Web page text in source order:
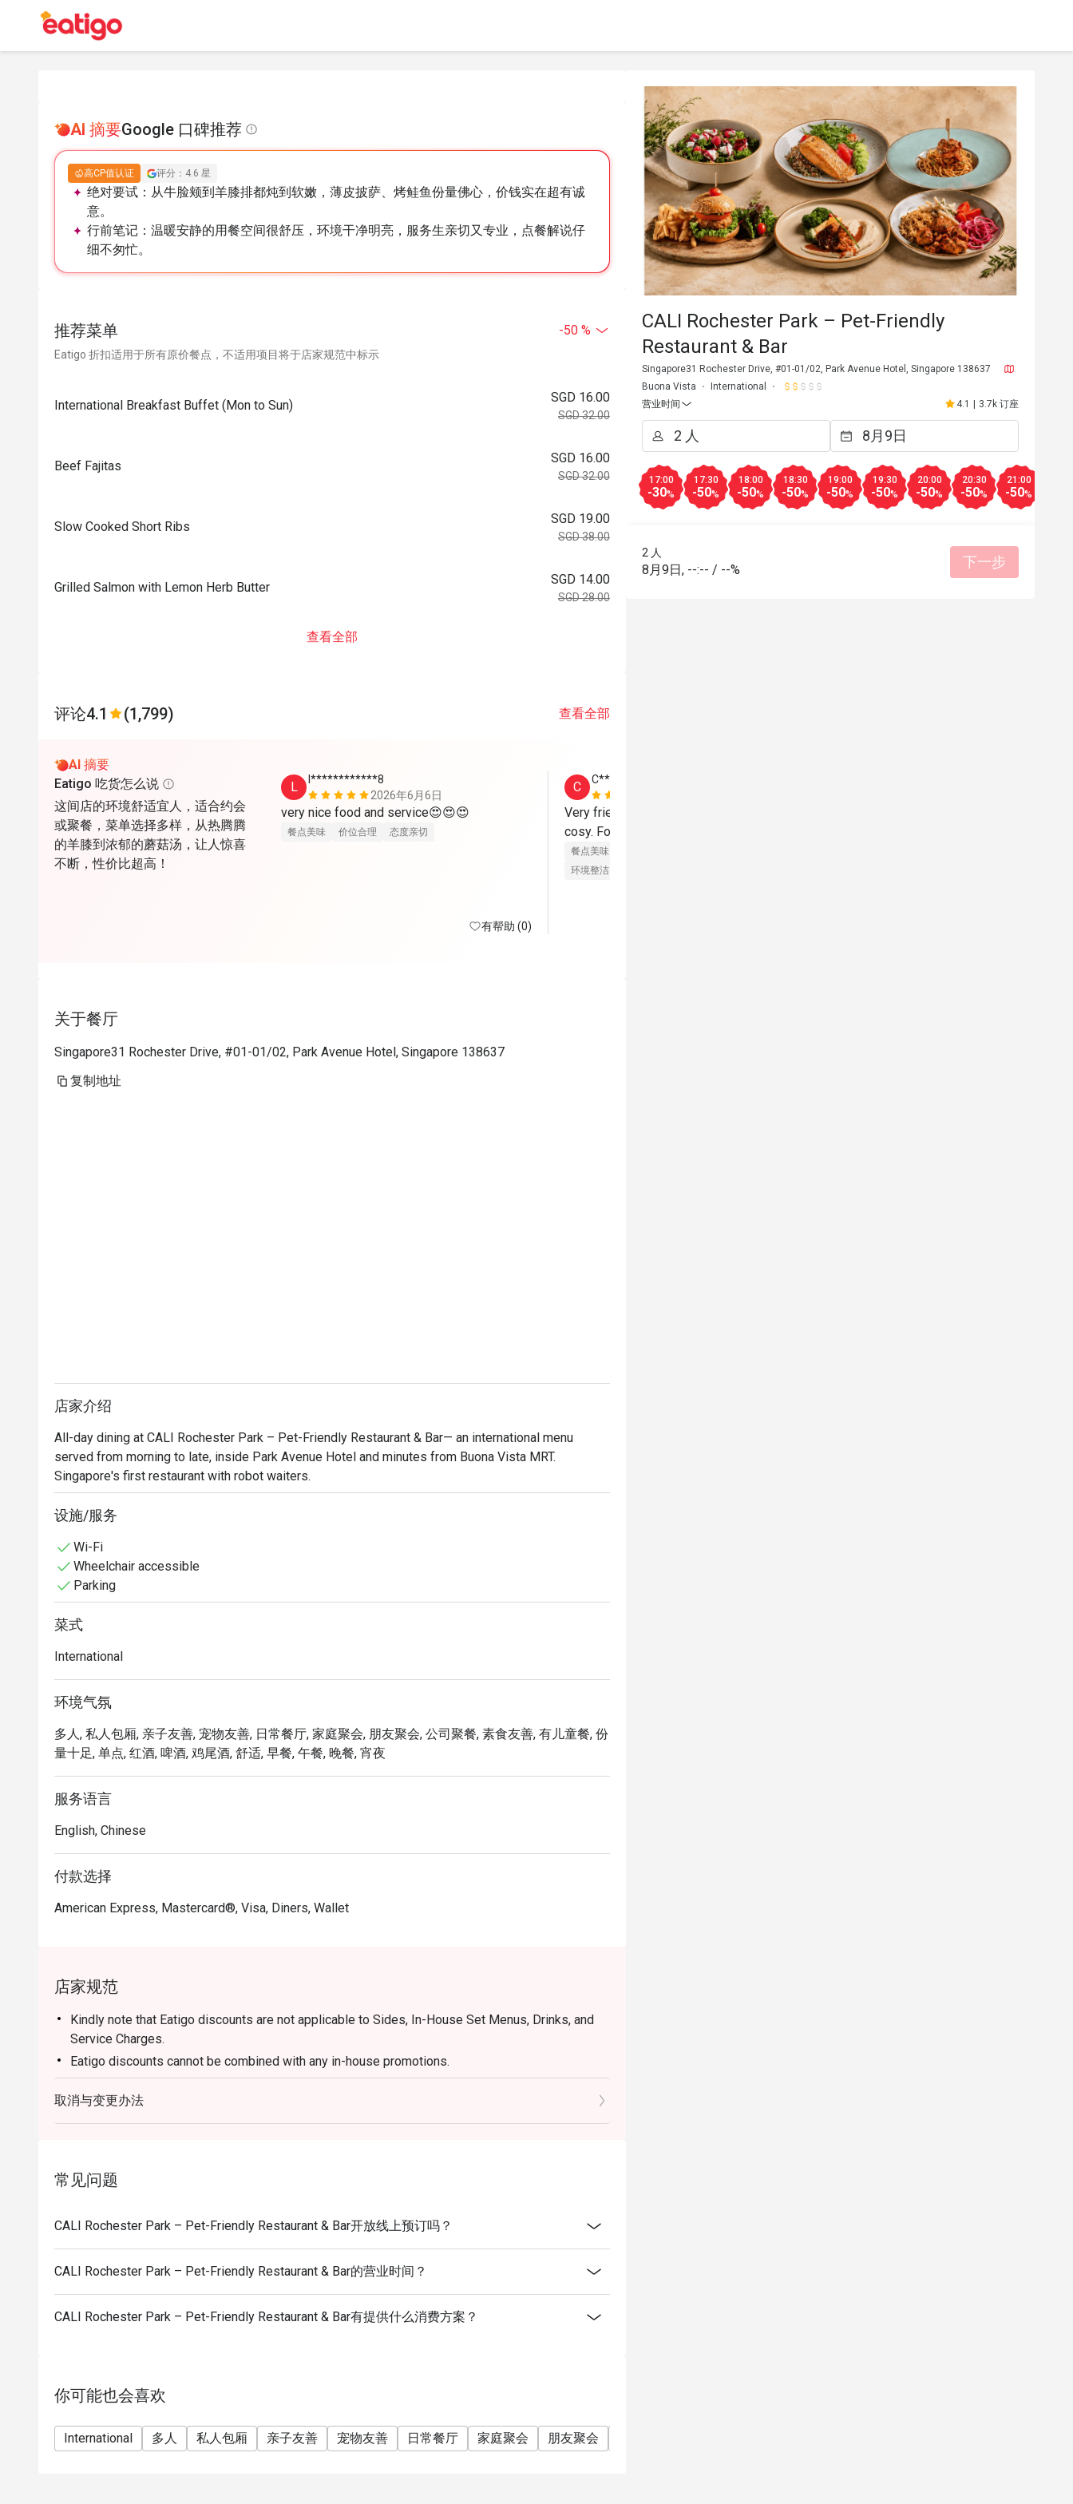
AI 摘要Google 口碑推荐
高CP值认证 评分：4.6 星
绝对要试： 从牛脸颊到羊膝排都炖到软嫩，薄皮披萨、烤鲑鱼份量佛心，价钱实在超有诚
意。
行前笔记： 温暖安静的用餐空间很舒压，环境干净明亮，服务生亲切又专业，点餐解说仔
细不匆忙。
推荐菜单 -50 %
Eatigo 折扣适用于所有原价餐点，不适用项目将于店家规范中标示
International Breakfast Buffet (Mon to Sun)
SGD 16.00
SGD 32.00
Beef Fajitas
SGD 16.00
SGD 32.00
Slow Cooked Short Ribs
SGD 19.00
SGD 38.00
Grilled Salmon with Lemon Herb Butter
SGD 14.00
SGD 28.00
查看全部
评论4.1 (1,799) 查看全部
AI 摘要
Eatigo 吃货怎么说
这间店的环境舒适宜人，适合约会
或聚餐，菜单选择多样，从热腾腾
的羊膝到浓郁的蘑菇汤，让人惊喜
不断，性价比超高！
L
l************8
2026年6月6日
very nice food and service😍😍😍
餐点美味 价位合理 态度亲切
有帮助 (0)
C
C****l
Very friend staff. The place is not big but
餐点美味
环境整洁
关于餐厅
Singapore31 Rochester Drive, #01-01/02, Park Avenue Hotel, Singapore 138637
复制地址
店家介绍
All-day dining at CALI Rochester Park – Pet-Friendly Restaurant & Bar— an international menu
served from morning to late, inside Park Avenue Hotel and minutes from Buona Vista MRT.
Singapore's first restaurant with robot waiters.
设施/服务
Wi-Fi
Wheelchair accessible
Parking
菜式
International
环境气氛
多人, 私人包厢, 亲子友善, 宠物友善, 日常餐厅, 家庭聚会, 朋友聚会, 公司聚餐, 素食友善, 有儿童餐, 份
量十足, 单点, 红酒, 啤酒, 鸡尾酒, 舒适, 早餐, 午餐, 晚餐, 宵夜
服务语言
English, Chinese
付款选择
American Express, Mastercard®, Visa, Diners, Wallet
店家规范
Kindly note that Eatigo discounts are not applicable to Sides, In-House Set Menus, Drinks, and
Service Charges.
Eatigo discounts cannot be combined with any in-house promotions.
Menu and pricing subject to change without notice. All prices are in SGD, and are exclusive of
GST and service charges unless otherwise indicated under special conditions.
取消与变更办法
常见问题
CALI Rochester Park – Pet-Friendly Restaurant & Bar开放线上预订吗？
CALI Rochester Park – Pet-Friendly Restaurant & Bar的营业时间？
CALI Rochester Park – Pet-Friendly Restaurant & Bar有提供什么消费方案？
你可能也会喜欢
International 多人 私人包厢 亲子友善 宠物友善 日常餐厅 家庭聚会 朋友聚会
CALI Rochester Park – Pet-Friendly
Restaurant & Bar
Singapore31 Rochester Drive, #01-01/02, Park Avenue Hotel, Singapore 138637
Buona Vista
International
营业时间
4.1 3.7k 订座
17:00
-30%
17:30
-50%
18:00
-50%
18:30
-50%
19:00
-50%
19:30
-50%
20:00
-50%
20:30
-50%
21:00
-50%
2 人
8月9日 , --:-- / --% 下一步